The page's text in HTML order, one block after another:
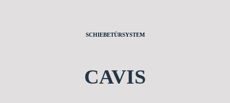
SCHIEBETÜRSYSTEM
CAVIS